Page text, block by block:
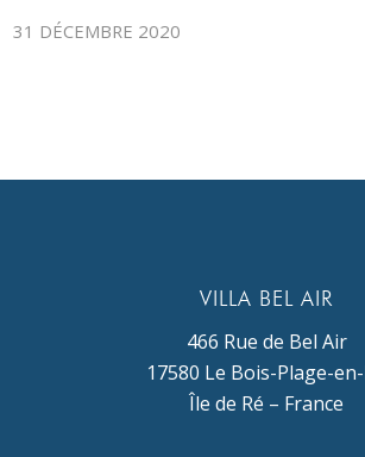
31 DÉCEMBRE 2020
VILLA BEL AIR
466 Rue de Bel Air
17580 Le Bois-Plage-
Île de Ré – France